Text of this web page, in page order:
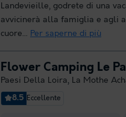
Landevieille, godrete di una
avvicinerà alla famiglia e agli
cuore... Per saperne di più
Flower Camping Le
Paesi Della Loira, La Mothe
8.5 Eccellente